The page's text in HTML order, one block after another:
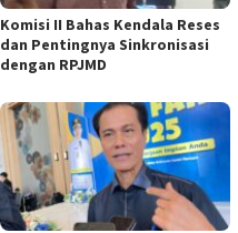
Komisi II Bahas Kendala Reses
dan Pentingnya Sinkronisasi
dengan RPJMD